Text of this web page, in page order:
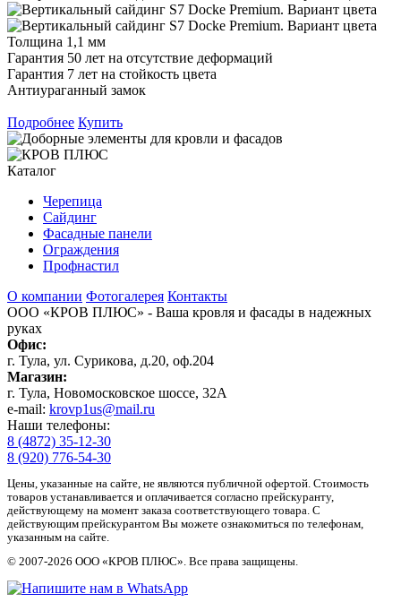
Толщина 1,1 мм
Гарантия 50 лет на отсутствие деформаций
Гарантия 7 лет на стойкость цвета
Антиураганный замок
Подробнее Купить
Каталог
Черепица
Сайдинг
Фасадные панели
Ограждения
Профнастил
О компании Фотогалерея Контакты
ООО «КРОВ ПЛЮС» - Ваша кровля и фасады в надежных
руках
Офис:
г. Тула, ул. Сурикова, д.20, оф.204
Магазин:
г. Тула, Новомосковское шоссе, 32А
e-mail: krovp1us@mail.ru
Наши телефоны:
8 (4872) 35-12-30
8 (920) 776-54-30
Цены, указанные на сайте, не являются публичной офертой. Стоимость
товаров устанавливается и оплачивается согласно прейскуранту,
действующему на момент заказа соответствующего товара. С
действующим прейскурантом Вы можете ознакомиться по телефонам,
указанным на сайте.
© 2007-2026 ООО «КРОВ ПЛЮС». Все права защищены.